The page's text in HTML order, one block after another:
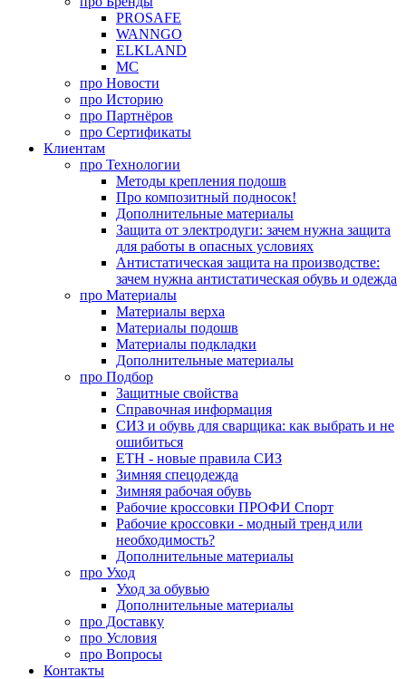
PROSAFE
WANNGO
ELKLAND
MC
про Новости
про Историю
про Партнёров
про Сертификаты
Клиентам
про Технологии
Методы крепления подошв
Про композитный подносок!
Дополнительные материалы
Защита от электродуги: зачем нужна защита
для работы в опасных условиях
Антистатическая защита на производстве:
зачем нужна антистатическая обувь и одежда
про Материалы
Материалы верха
Материалы подошв
Материалы подкладки
Дополнительные материалы
про Подбор
Защитные свойства
Справочная информация
СИЗ и обувь для сварщика: как выбрать и не
ошибиться
ЕТН - новые правила СИЗ
Зимняя спецодежда
Зимняя рабочая обувь
Рабочие кроссовки ПРОФИ Спорт
Рабочие кроссовки - модный тренд или
необходимость?
Дополнительные материалы
про Уход
Уход за обувью
Дополнительные материалы
про Доставку
про Условия
про Вопросы
Контакты